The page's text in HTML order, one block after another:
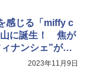
計・移動から読み
ント エクルベージ
離照射 長時間使用
全性 金属製耐久 コ
運び便利 アウトド
示会用 緑
感じる「miffy c
に誕生！ 焦が
ナンシェ”が駅
2023年11月9日